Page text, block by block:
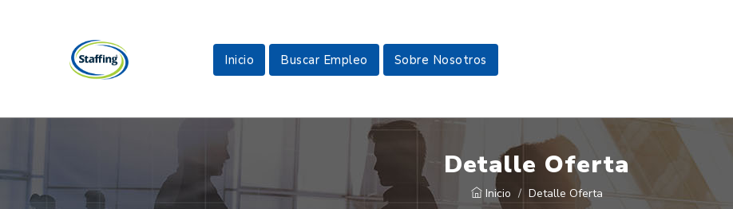
Inicio Buscar Empleo Sobre Nosotros
Detalle Oferta
Inicio Detalle Oferta